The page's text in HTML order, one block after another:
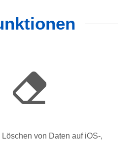
Löschen von Daten auf iOS-,